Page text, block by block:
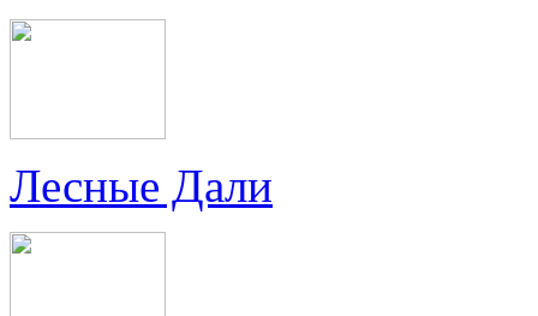
Лесные Дали